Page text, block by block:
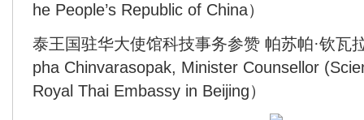
he People’s Republic of China）
泰王国驻华大使馆科技事务参赞 帕苏帕·钦瓦
pha Chinvarasopak, Minister Counsellor
Royal Thai Embassy in Beijing）